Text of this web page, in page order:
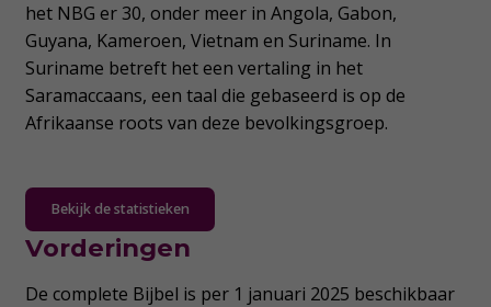
het NBG er 30, onder meer in Angola, Gabon,
Guyana, Kameroen, Vietnam en Suriname. In
Suriname betreft het een vertaling in het
Saramaccaans, een taal die gebaseerd is op de
Afrikaanse roots van deze bevolkingsgroep.
Bekijk de statistieken
Vorderingen
De complete Bijbel is per 1 januari 2025 beschikbaar